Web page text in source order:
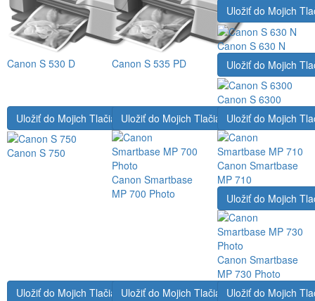
Canon S 530 D Canon S 535 PD
Uložiť do Mojich
Canon S 630 N
Uložiť do Mojich
Canon S 6300
Uložiť do Mojich Tlačiarní
Canon S 750
Uložiť do Mojich Tlačiarní
Canon Smartbase
MP 700 Photo
Uložiť do Mojich
Canon Smartbase
MP 710
Uložiť do Mojich
Canon Smartbase
MP 730 Photo
Uložiť do Mojich TlačiarníUložiť do Mojich TlačiarníUložiť do Mojich